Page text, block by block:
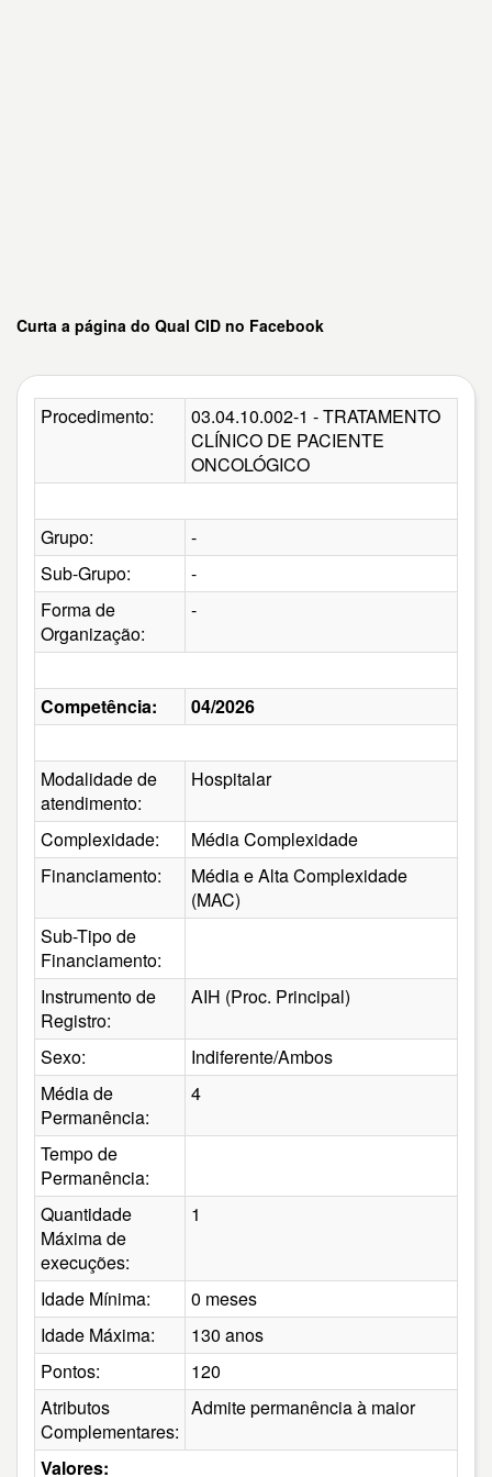
Curta a página do Qual CID no Facebook
Procedimento:
03.04.10.002-1 - TRATAMENTO
CLÍNICO DE PACIENTE
ONCOLÓGICO
Grupo:
-
Sub-Grupo:
-
Forma de
Organização:
-
Competência: 04/2026
Modalidade de
atendimento:
Hospitalar
Complexidade:
Média Complexidade
Financiamento:
Média e Alta Complexidade
(MAC)
Sub-Tipo de
Financiamento:
Instrumento de
Registro:
AIH (Proc. Principal)
Sexo:
Indiferente/Ambos
Média de
Permanência:
4
Tempo de
Permanência:
Quantidade
Máxima de
execuções:
1
Idade Mínima:
0 meses
Idade Máxima:
130 anos
Pontos:
120
Atributos
Complementares:
Admite permanência à maior
Valores: